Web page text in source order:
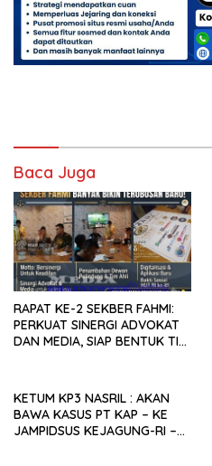
Baca Juga
RAPAT KE-2 SEKBER FAHMI:
PERKUAT SINERGI ADVOKAT
DAN MEDIA, SIAP BENTUK TIM
KETUM KP3 NASRIL : AKAN
BAWA KASUS PT KAP – KE
JAMPIDSUS KEJAGUNG-RI –